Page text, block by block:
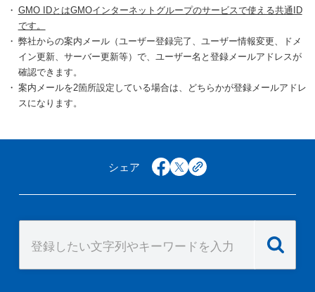
GMO IDとはGMOインターネットグループのサービスで使える共通ID
です。
弊社からの案内メール（ユーザー登録完了、ユーザー情報変更、ドメ
イン更新、サーバー更新等）で、ユーザー名と登録メールアドレスが
確認できます。
案内メールを2箇所設定している場合は、どちらかが登録メールアドレ
スになります。
シェア facebook
x copy